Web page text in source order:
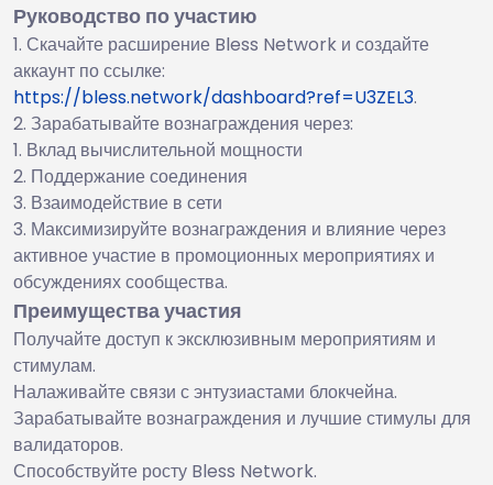
Руководство по участию
Скачайте расширение Bless Network и создайте
аккаунт по ссылке:
https://bless.network/dashboard?ref=U3ZEL3.
Зарабатывайте вознаграждения через:
Вклад вычислительной мощности
Поддержание соединения
Взаимодействие в сети
Максимизируйте вознаграждения и влияние через
активное участие в промоционных мероприятиях и
обсуждениях сообщества.
Преимущества участия
Получайте доступ к эксклюзивным мероприятиям и
стимулам.
Налаживайте связи с энтузиастами блокчейна.
Зарабатывайте вознаграждения и лучшие стимулы для
валидаторов.
Способствуйте росту Bless Network.